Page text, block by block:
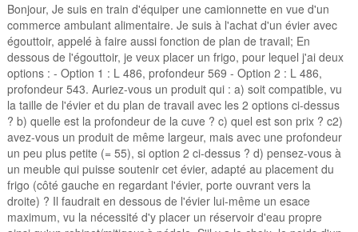
Bonjour, Je suis en train d'équiper une camionnette en vue d'un
commerce ambulant alimentaire. Je suis à l'achat d'un évier avec
égouttoir, appelé à faire aussi fonction de plan de travail; En
dessous de l'égouttoir, je veux placer un frigo, pour lequel j'ai deux
options : - Option 1 : L 486, profondeur 569 - Option 2 : L 486,
profondeur 543. Auriez-vous un produit qui : a) soit compatible, vu
la taille de l'évier et du plan de travail avec les 2 options ci-dessus
? b) quelle est la profondeur de la cuve ? c) quel est son prix ? c2)
avez-vous un produit de même largeur, mais avec une profondeur
un peu plus petite (= 55), si option 2 ci-dessus ? d) pensez-vous à
un meuble qui puisse soutenir cet évier, adapté au placement du
frigo (côté gauche en regardant l'évier, porte ouvrant vers la
droite) ? Il faudrait en dessous de l'évier lui-même un esace
maximum, vu la nécessité d'y placer un réservoir d'eau propre